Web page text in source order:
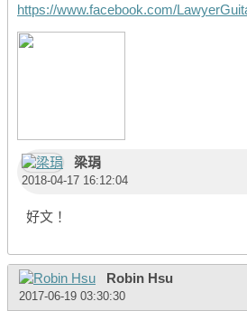
https://www.facebook.com/
梁琄
2018-04-17 16:12:04
好文！
Robin Hsu
2017-06-19 03:30:30